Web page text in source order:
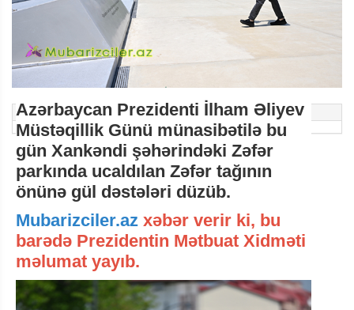
Azərbaycan Prezidenti İlham Əliyev
Müstəqillik Günü münasibətilə bu
gün Xankəndi şəhərindəki Zəfər
parkında ucaldılan Zəfər tağının
önünə gül dəstələri düzüb.
Mubarizciler.az xəbər verir ki, bu
barədə Prezidentin Mətbuat Xidməti
məlumat yayıb.